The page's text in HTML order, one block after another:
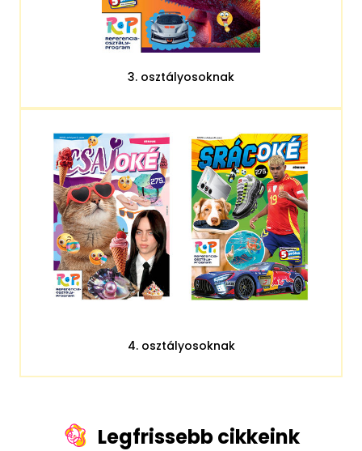
3. osztályosoknak
4. osztályosoknak
Legfrissebb cikkeink